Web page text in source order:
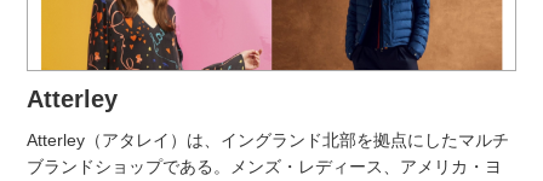
Atterley
Atterley（アタレイ）は、イングランド北部を拠点にしたマルチ
ブランドショップである。メンズ・レディース、アメリカ・ヨ